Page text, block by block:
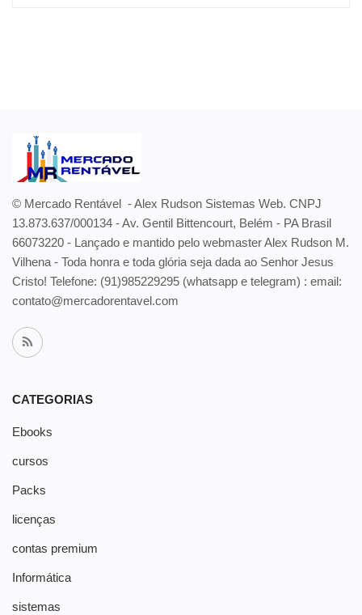
© Mercado Rentável - Alex Rudson Sistemas Web. CNPJ
13.873.637/000134 - Av. Gentil Bittencourt, Belém - PA Brasil
66073220 - Lançado e mantido pelo webmaster Alex Rudson M.
Vilhena - Toda honra e toda glória seja dada ao Senhor Jesus
Cristo! Telefone: (91)985229295 (whatsapp e telegram) : email:
contato@mercadorentavel.com
CATEGORIAS
Ebooks
cursos
Packs
licenças
contas premium
Informática
sistemas